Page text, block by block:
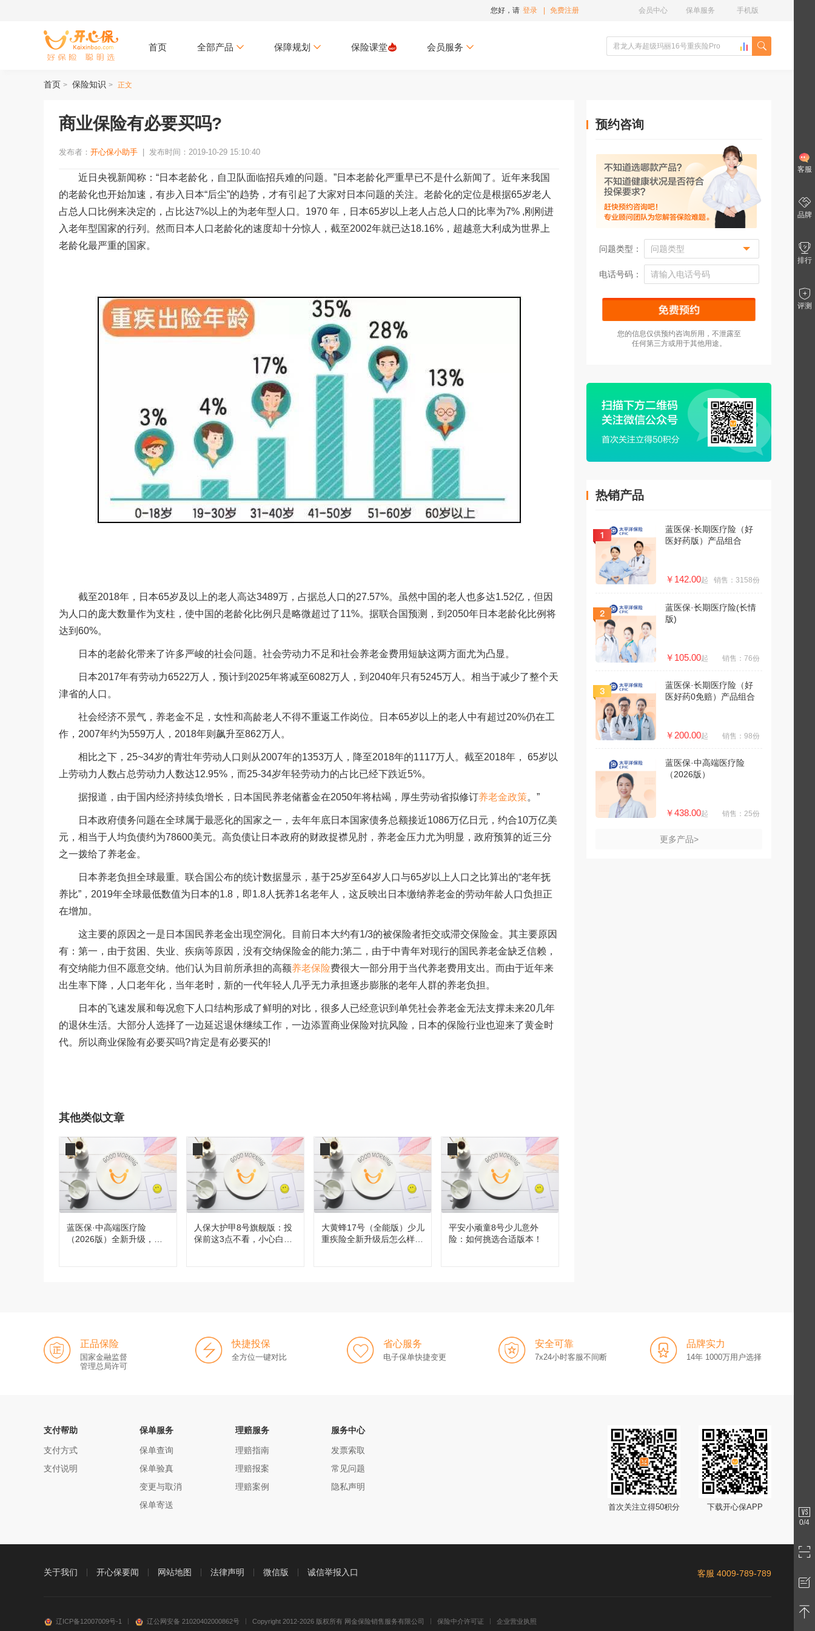
您好，请 登录 免费注册 手机版
保单服务
会员中心
首页 全部产品 保障规划 保险课堂 会员服务
首页 > 保险知识 > 正文
商业保险有必要买吗?
发布者： 开心保小助手 发布时间：2019-10-29 15:10:40
近日央视新闻称：“日本老龄化，自卫队面临招兵难的问题。”日本老龄化严重早已不是什么新闻了。近年来我国
的老龄化也开始加速，有步入日本“后尘”的趋势，才有引起了大家对日本问题的关注。老龄化的定位是根据65岁老人
占总人口比例来决定的，占比达7%以上的为老年型人口。1970 年，日本65岁以上老人占总人口的比率为7% ,刚刚进
入老年型国家的行列。然而日本人口老龄化的速度却十分惊人，截至2002年就已达18.16%，超越意大利成为世界上
老龄化最严重的国家。
截至2018年，日本65岁及以上的老人高达3489万，占据总人口的27.57%。虽然中国的老人也多达1.52亿，但因
为人口的庞大数量作为支柱，使中国的老龄化比例只是略微超过了11%。据联合国预测，到2050年日本老龄化比例将
达到60%。
日本的老龄化带来了许多严峻的社会问题。社会劳动力不足和社会养老金费用短缺这两方面尤为凸显。
日本2017年有劳动力6522万人，预计到2025年将减至6082万人，到2040年只有5245万人。相当于减少了整个天
津省的人口。
社会经济不景气，养老金不足，女性和高龄老人不得不重返工作岗位。日本65岁以上的老人中有超过20%仍在工
作，2007年约为559万人，2018年则飙升至862万人。
相比之下，25~34岁的青壮年劳动人口则从2007年的1353万人，降至2018年的1117万人。截至2018年， 65岁以
上劳动力人数占总劳动力人数达12.95%，而25-34岁年轻劳动力的占比已经下跌近5%。
据报道，由于国内经济持续负增长，日本国民养老储蓄金在2050年将枯竭，厚生劳动省拟修订养老金政策。”
日本政府债务问题在全球属于最恶化的国家之一，去年年底日本国家债务总额接近1086万亿日元，约合10万亿美
元，相当于人均负债约为78600美元。高负债让日本政府的财政捉襟见肘，养老金压力尤为明显，政府预算的近三分
之一拨给了养老金。
日本养老负担全球最重。联合国公布的统计数据显示，基于25岁至64岁人口与65岁以上人口之比算出的“老年抚
养比”，2019年全球最低数值为日本的1.8，即1.8人抚养1名老年人，这反映出日本缴纳养老金的劳动年龄人口负担正
在增加。
这主要的原因之一是日本国民养老金出现空洞化。目前日本大约有1/3的被保险者拒交或滞交保险金。其主要原因
有：第一，由于贫困、失业、疾病等原因，没有交纳保险金的能力;第二，由于中青年对现行的国民养老金缺乏信赖，
有交纳能力但不愿意交纳。他们认为目前所承担的高额养老保险费很大一部分用于当代养老费用支出。而由于近年来
出生率下降，人口老年化，当年老时，新的一代年轻人几乎无力承担逐步膨胀的老年人群的养老负担。
日本的飞速发展和每况愈下人口结构形成了鲜明的对比，很多人已经意识到单凭社会养老金无法支撑未来20几年
的退休生活。大部分人选择了一边延迟退休继续工作，一边添置商业保险对抗风险，日本的保险行业也迎来了黄金时
代。所以商业保险有必要买吗?肯定是有必要买的!
其他类似文章
蓝医保·中高端医疗险
（2026版）全新升级，都
人保大护甲8号旗舰版：投
保前这3点不看，小心白
大黄蜂17号（全能版）少儿
重疾险全新升级后怎么样，
平安小顽童8号少儿意外
险：如何挑选合适版本！
预约咨询
问题类型：
电话号码：
您的信息仅供预约咨询所用，不泄露至
任何第三方或用于其他用途。
热销产品
蓝医保·长期医疗险（好
医好药版）产品组合
￥142.00起 销售：3158份
蓝医保·长期医疗险(长情
版)
￥105.00起 销售：76份
蓝医保·长期医疗险（好
医好药0免赔）产品组合
￥200.00起 销售：98份
蓝医保·中高端医疗险
（2026版）
￥438.00起 销售：25份
更多产品>
正品保险
国家金融监督
管理总局许可
快捷投保
全方位一键对比
省心服务
电子保单快捷变更
安全可靠
7x24小时客服不间断
品牌实力
14年 1000万用户选择
支付帮助
支付方式
支付说明
保单服务
保单查询
保单验真
变更与取消
保单寄送
理赔服务
理赔指南
理赔报案
理赔案例
服务中心
发票索取
常见问题
隐私声明
首次关注立得50积分 下载开心保APP
关于我们 开心保要闻 网站地图 法律声明 微信版 诚信举报入口 客服 4009-789-789
辽ICP备12007009号-1 辽公网安备 21020402000862号 Copyright 2012-2026 版权所有 网金保险销售服务有限公司 保险中介许可证 企业营业执照
客服
品牌
排行
评测
0/4